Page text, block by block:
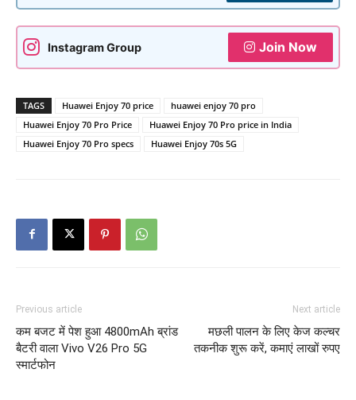
Instagram Group Join Now
TAGS Huawei Enjoy 70 price
huawei enjoy 70 pro
Huawei Enjoy 70 Pro Price
Huawei Enjoy 70 Pro price in India
Huawei Enjoy 70 Pro specs
Huawei Enjoy 70s 5G
Previous article
कम बजट में पेश हुआ 4800mAh ब्रांड
बैटरी वाला Vivo V26 Pro 5G
स्मार्टफोन
Next article
मछली पालन के लिए केज कल्चर
तकनीक शुरू करें, कमाएं लाखों रुपए